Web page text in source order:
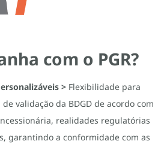
com o PGR?
> Flexibilidade para
validação da BDGD de acordo com
realidades regulatórias
garantindo a conformidade com as